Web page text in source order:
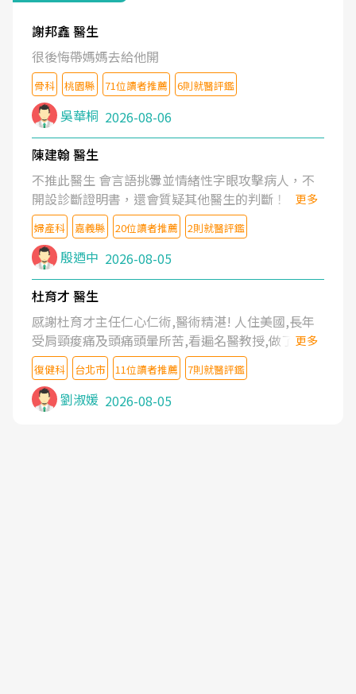
謝邦鑫 醫生
很後悔帶媽媽去給他開
骨科 桃園縣 71位讀者推薦 6則就醫評鑑
吳華桐 2026-08-06
陳建翰 醫生
不推此醫生 會言語挑釁並情緒性字眼攻擊病人，不
開設診斷證明書，還會質疑其他醫生的判斷！
更多
婦產科 嘉義縣 20位讀者推薦 2則就醫評鑑
殷迺中 2026-08-05
杜育才 醫生
感謝杜育才主任仁心仁術,醫術精湛! 人住美國,長年
受肩頸痠痛及頭痛頭暈所苦,看遍名醫教授,做了各種
檢查,也嘗試過西醫打針,中醫針灸及物理徒手治療都
沒有用,後來連吃到嗎啡類止痛藥都效果有限,只是壓
症狀,沒多久就痛起來,多年失眠嚴重影響生活品質.
台灣親友介紹忠孝醫院杜育才主任是頸頭症候群專
更多
復健科 台北市 11位讀者推薦 7則就醫評鑑
劉淑媛 2026-08-05